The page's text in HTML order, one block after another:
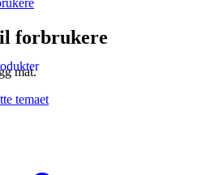
forbrukere
mat.
temaet